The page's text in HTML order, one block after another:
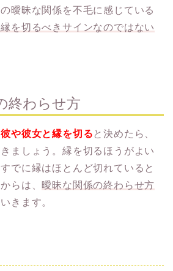
曖昧な関係を不毛に感じている
を切るべきサインなのではない
終わらせ方
や彼女と縁を切る と決めたら、
ましょう。縁を切るほうがよい
でに縁はほとんど切れていると
らは、 曖昧な関係の終わらせ方
きます。